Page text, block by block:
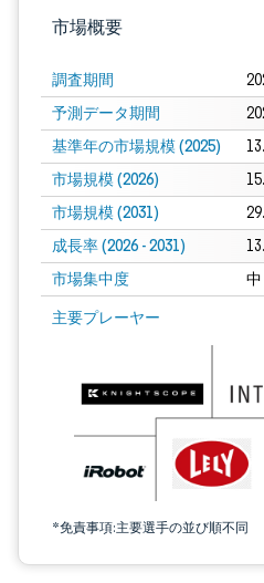
市場概要
調査期間
予測データ期間
基準年の市場規模 (2025)
市場規模 (2026)
市場規模 (2031)
成長率 (2026 - 2031)
市場集中度 中
主要プレーヤー
*免責事項:主要選手の並び順不同
画像 © Mordor Intelligence。再利用